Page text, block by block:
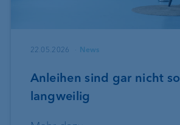
22.05.2026 News
Anleihen sind gar nicht so
langweilig